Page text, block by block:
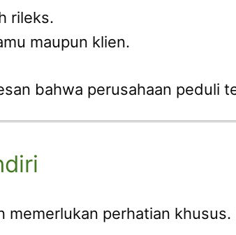
rileks.
maupun klien.
bahwa perusahaan peduli
perhatian khusus.